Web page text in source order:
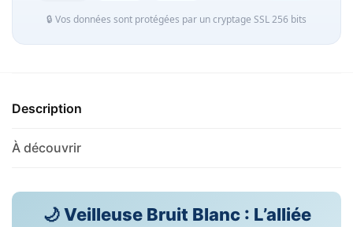
🔒 Vos données sont protégées par un cryptage SSL 256 bits
Description
À découvrir
🌙 Veilleuse Bruit Blanc : L’alliée